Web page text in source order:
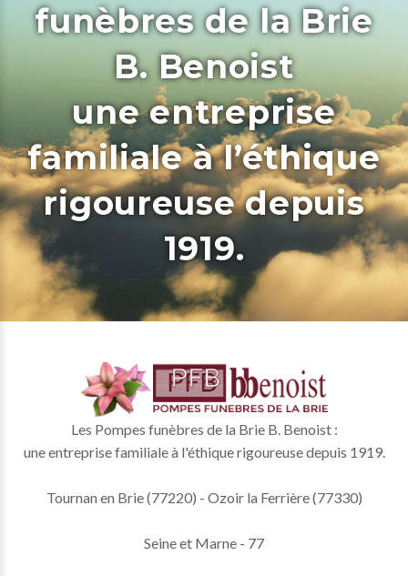
funèbres de la Brie
B. Benoist
une entreprise
familiale à l’éthique
rigoureuse depuis
1919.
Les Pompes funèbres de la Brie B. Benoist :
une entreprise familiale à l'éthique rigoureuse depuis 1919.
Tournan en Brie (77220) - Ozoir la Ferrière (77330)
Seine et Marne - 77